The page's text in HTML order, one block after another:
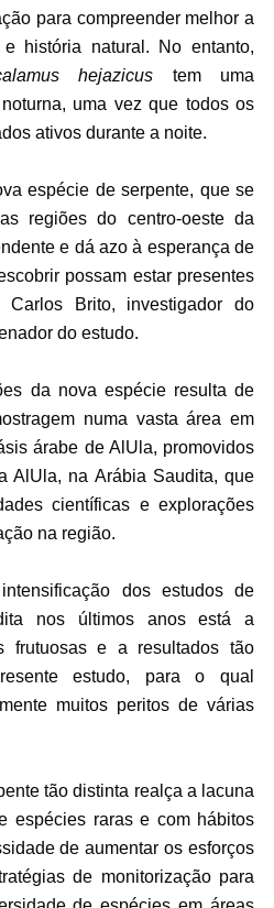
para compreender melhor a
história natural. No entanto,
hejazicus tem uma
uma vez que todos os
ativos durante a noite.
espécie de serpente, que se
regiões do centro-oeste da
e dá azo à esperança de
possam estar presentes
Carlos Brito, investigador do
do estudo.
da nova espécie resulta de
numa vasta área em
árabe de AlUla, promovidos
AlUla, na Arábia Saudita, que
científicas e explorações
na região.
dos estudos de
nos últimos anos está a
frutuosas e a resultados tão
estudo, para o qual
muitos peritos de várias
tão distinta realça a lacuna
espécies raras e com hábitos
de aumentar os esforços
de monitorização para